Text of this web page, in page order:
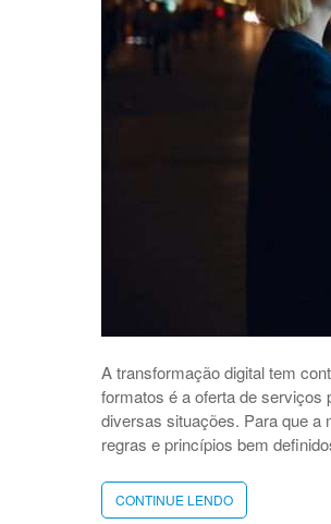
A transformação digital tem
formatos é a oferta de serviços
diversas situações. Para que a
regras e princípios bem
CONTINUE LENDO“SERVIÇOS
PÚBLICOS